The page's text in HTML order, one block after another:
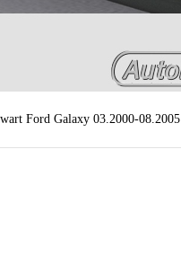
Ford Galaxy 03.2000-08.2005